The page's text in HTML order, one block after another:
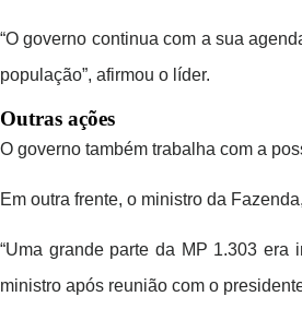
“O governo continua com a sua
população”, afirmou o líder.
Outras ações
O governo também trabalha com a
Em outra frente, o ministro da
“Uma grande parte da MP 1.303 era
ministro após reunião com o